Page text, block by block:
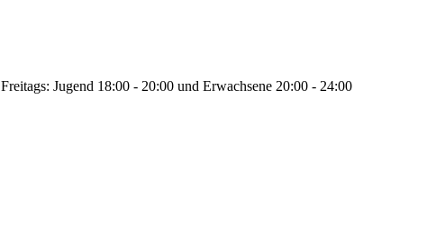
Freitags: Jugend 18:00 - 20:00 und Erwachsene 20:00 - 24:00